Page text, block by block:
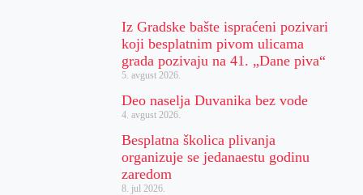
Iz Gradske bašte ispraćeni pozivari
koji besplatnim pivom ulicama
grada pozivaju na 41. „Dane piva“
5. avgust 2026.
Deo naselja Duvanika bez vode
4. avgust 2026.
Besplatna školica plivanja
organizuje se jedanaestu godinu
zaredom
8. jul 2026.